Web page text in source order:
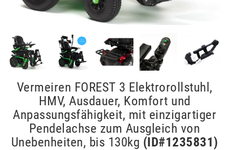
Vermeiren FOREST 3 Elektrorollstuhl,
HMV, Ausdauer, Komfort und
Anpassungsfähigkeit, mit einzigartiger
Pendelachse zum Ausgleich von
Unebenheiten, bis 130kg (ID#1235831)